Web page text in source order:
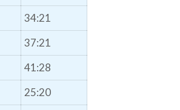
34:21
37:21
41:28
25:20